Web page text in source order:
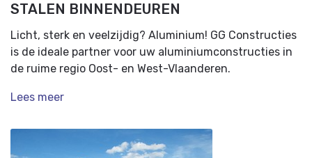
STALEN BINNENDEUREN
Licht, sterk en veelzijdig? Aluminium! GG Constructies
is de ideale partner voor uw aluminiumconstructies in
de ruime regio Oost- en West-Vlaanderen.
Lees meer